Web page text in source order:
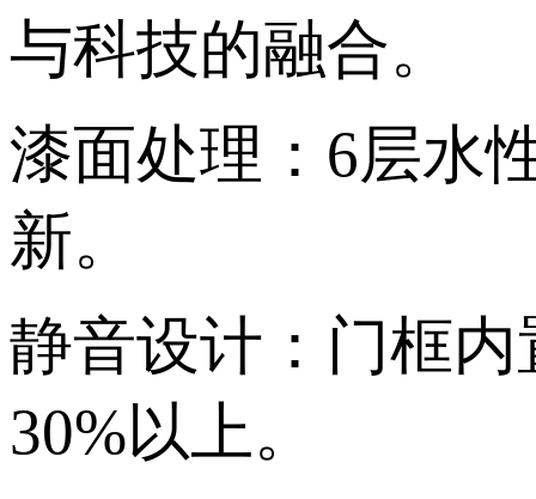
与科技的融合。 ‌
漆面处理‌：6层水
新。 ‌
静音设计‌：门框
30%以上。 ‌